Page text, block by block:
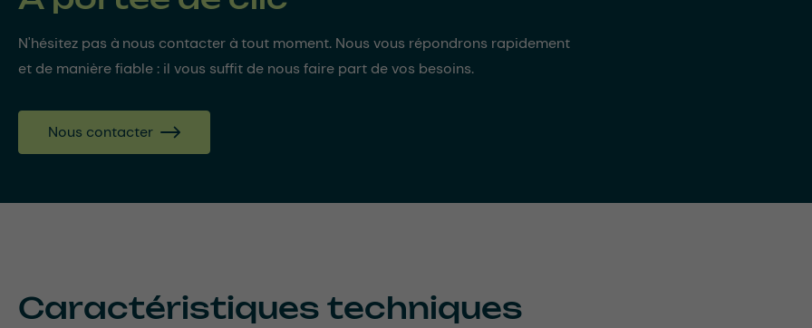
N'hésitez pas à nous contacter à tout moment. Nous vous répondrons rapidement
et de manière fiable : il vous suffit de nous faire part de vos besoins.
Nous contacter
Caractéristiques techniques